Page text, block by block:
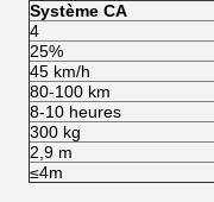
Système CA
4
25%
45 km/h
80-100 km
8-10 heures
300 kg
2,9 m
≤4m